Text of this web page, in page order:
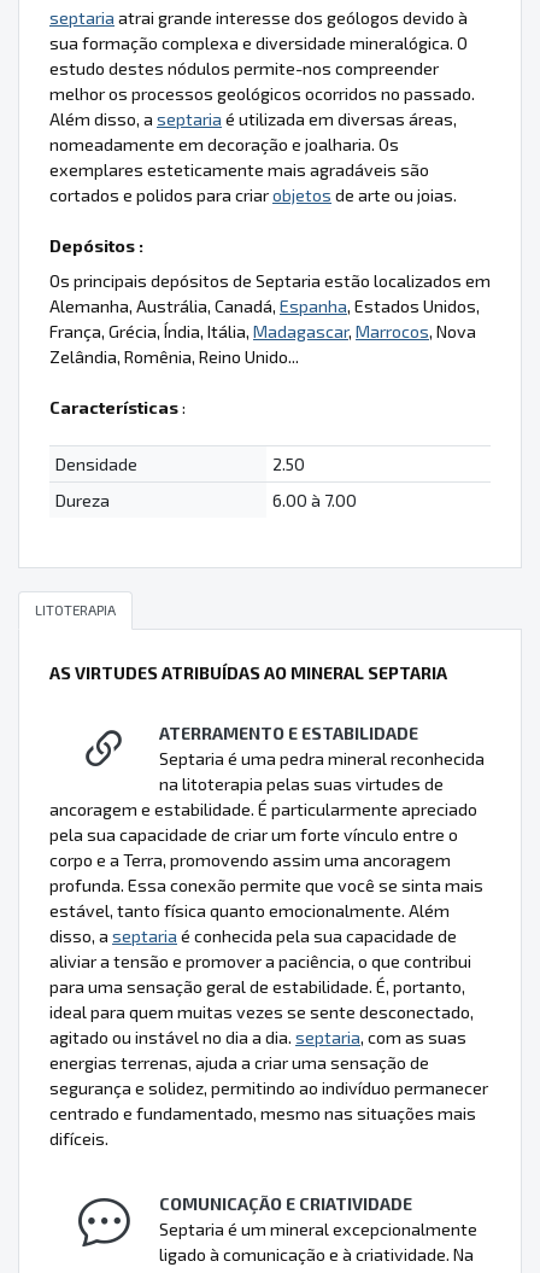
septaria atrai grande interesse dos geólogos devido à
sua formação complexa e diversidade mineralógica. O
estudo destes nódulos permite-nos compreender
melhor os processos geológicos ocorridos no passado.
Além disso, a septaria é utilizada em diversas áreas,
nomeadamente em decoração e joalharia. Os
exemplares esteticamente mais agradáveis são
cortados e polidos para criarobjetos de arte ou joias.
Depósitos :
Os principais depósitos de Septaria estão localizados em
Alemanha, Austrália, Canadá, Espanha, Estados Unidos,
França, Grécia, Índia, Itália, Madagascar, Marrocos, Nova
Zelândia, Romênia, Reino Unido...
Características:
Densidade
2.50
Dureza
6.00 à 7.00
LITOTERAPIA
AS VIRTUDES ATRIBUÍDAS AO MINERAL SEPTARIA
ATERRAMENTO E ESTABILIDADE
Septaria é uma pedra mineral reconhecida
na litoterapia pelas suas virtudes de
ancoragem e estabilidade. É particularmente apreciado
pela sua capacidade de criar um forte vínculo entre o
corpo e a Terra, promovendo assim uma ancoragem
profunda. Essa conexão permite que você se sinta mais
estável, tanto física quanto emocionalmente. Além
disso, a septaria é conhecida pela sua capacidade de
aliviar a tensão e promover a paciência, o que contribui
para uma sensação geral de estabilidade. É, portanto,
ideal para quem muitas vezes se sente desconectado,
agitado ou instável no dia a dia. septaria, com as suas
energias terrenas, ajuda a criar uma sensação de
segurança e solidez, permitindo ao indivíduo permanecer
centrado e fundamentado, mesmo nas situações mais
difíceis.
COMUNICAÇÃO E CRIATIVIDADE
Septaria é um mineral excepcionalmente
ligado à comunicação e à criatividade. Na